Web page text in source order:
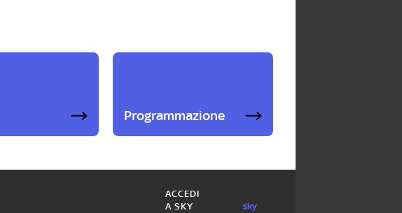
Programmazione
ACCEDI
A SKY